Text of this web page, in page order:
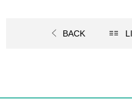
BACK